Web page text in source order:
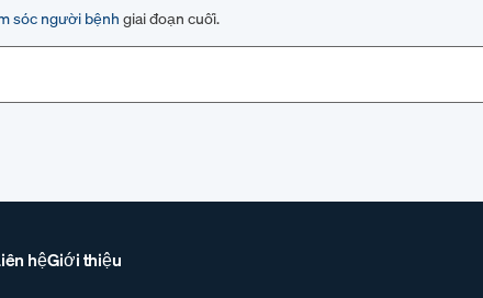
sóc người bệnh giai đoạn cuối.
hệGiới thiệu